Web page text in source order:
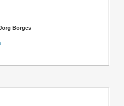
Borges